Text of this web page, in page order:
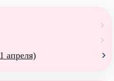
апреля)